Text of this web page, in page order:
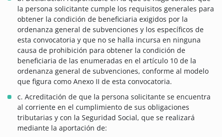
la persona solicitante cumple los requisitos generales para
obtener la condición de beneficiaria exigidos por la
ordenanza general de subvenciones y los específicos de
esta convocatoria y que no se halla incursa en ninguna
causa de prohibición para obtener la condición de
beneficiaria de las enumeradas en el artículo 10 de la
ordenanza general de subvenciones, conforme al modelo
que figura como Anexo II de esta convocatoria.
c. Acreditación de que la persona solicitante se encuentra
al corriente en el cumplimiento de sus obligaciones
tributarias y con la Seguridad Social, que se realizará
mediante la aportación de: